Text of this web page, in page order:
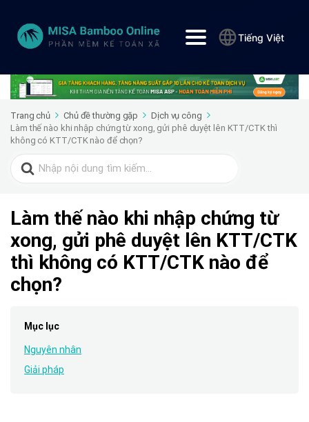
Tiếng Việt
Trang chủ Chủ đề thường gặp
Dịch vụ công
Làm thế nào khi nhập chứng từ xong, gửi phê duyệt lên KTT/CTK thì
không có KTT/CTK nào để chọn?
Search
for:
Làm thế nào khi nhập chứng từ
xong, gửi phê duyệt lên KTT/CTK
thì không có KTT/CTK nào để
chọn?
Mục lục
Nguyên nhân
Giải pháp